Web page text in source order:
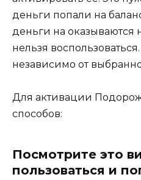
деньги попали на
деньги на оказываются
нельзя
независимо от
Для активации
способов:
Посмотрите это
пользоваться и